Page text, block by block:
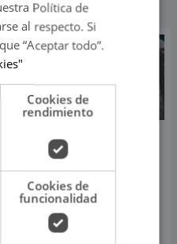
Laura Pausini reveló cuál
de sus éxitos es su
favorito y sorprendió a
sus seguidores
Política de
al respecto. Si
“Aceptar todo”.
Cookies de
rendimiento
Cookies de
funcionalidad